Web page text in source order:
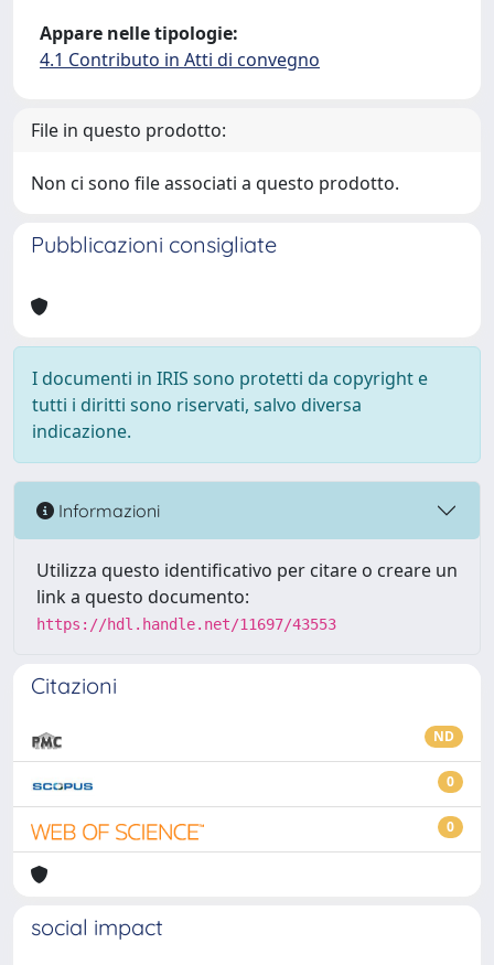
Appare nelle tipologie:
4.1 Contributo in Atti di convegno
File in questo prodotto:
Non ci sono file associati a questo prodotto.
Pubblicazioni consigliate
I documenti in IRIS sono protetti da copyright e
tutti i diritti sono riservati, salvo diversa
indicazione.
Informazioni
Utilizza questo identificativo per citare o creare un
link a questo documento:
https://hdl.handle.net/11697/43553
Citazioni
ND
0
0
social impact